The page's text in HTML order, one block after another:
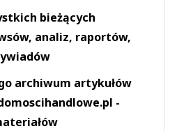
bieżących
analiz, raportów,
archiwum artykułów
-